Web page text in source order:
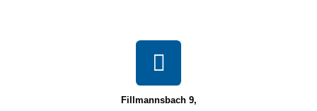
Fillmannsbach 9,